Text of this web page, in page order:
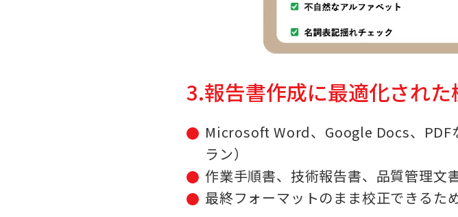
3.報告書作成に最適化された
Microsoft Word、Google Docs、PDF
ラン）
作業手順書、技術報告書、品質管理文
最終フォーマットのまま校正できるた